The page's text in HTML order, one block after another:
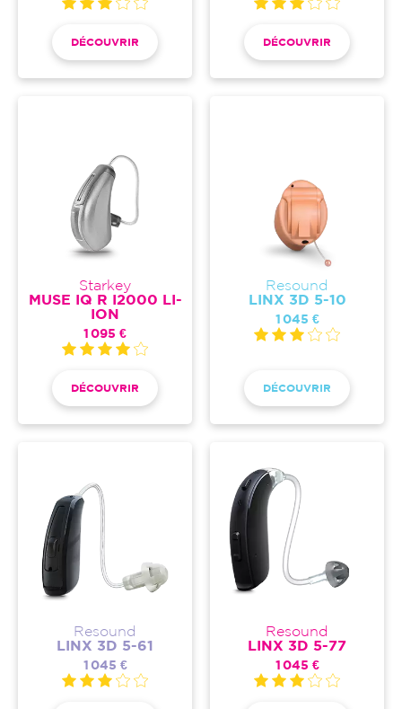
DÉCOUVRIR DÉCOUVRIR
Starkey
MUSE IQ R I2000 LI-
ION
1 095 €
DÉCOUVRIR
Resound
LINX 3D 5-10
1 045 €
DÉCOUVRIR
Resound
LINX 3D 5-61
1 045 €
Resound
LINX 3D 5-77
1 045 €